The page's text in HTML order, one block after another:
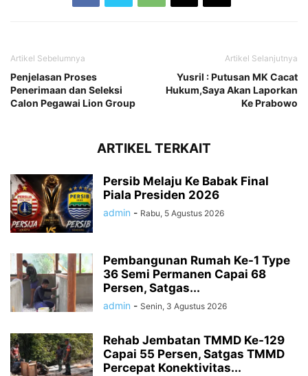
Artikel Sebelumnya
Penjelasan Proses
Penerimaan dan Seleksi
Calon Pegawai Lion Group
Artikel Selanjutnya
Yusril : Putusan MK Cacat
Hukum,Saya Akan Laporkan
Ke Prabowo
ARTIKEL TERKAIT
Persib Melaju Ke Babak Final
Piala Presiden 2026
admin - Rabu, 5 Agustus 2026
Pembangunan Rumah Ke-1 Type
36 Semi Permanen Capai 68
Persen, Satgas...
admin - Senin, 3 Agustus 2026
Rehab Jembatan TMMD Ke-129
Capai 55 Persen, Satgas TMMD
Percepat Konektivitas...